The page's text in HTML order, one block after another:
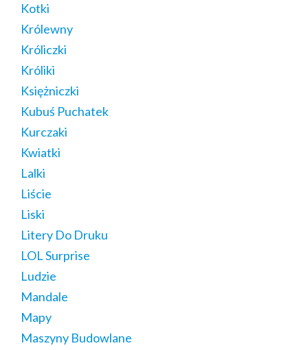
Kotki
Królewny
Króliczki
Króliki
Księżniczki
Kubuś Puchatek
Kurczaki
Kwiatki
Lalki
Liście
Liski
Litery Do Druku
LOL Surprise
Ludzie
Mandale
Mapy
Maszyny Budowlane